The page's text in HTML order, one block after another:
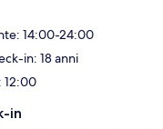
14:00-24:00
in: 18 anni
12:00
in